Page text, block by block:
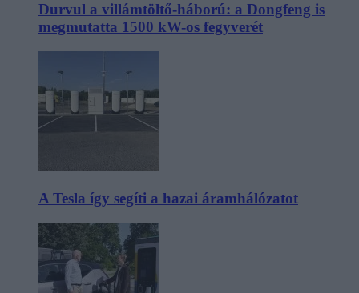
Durvul a villámtöltő-háború: a Dongfeng is
megmutatta 1500 kW-os fegyverét
A Tesla így segíti a hazai áramhálózatot